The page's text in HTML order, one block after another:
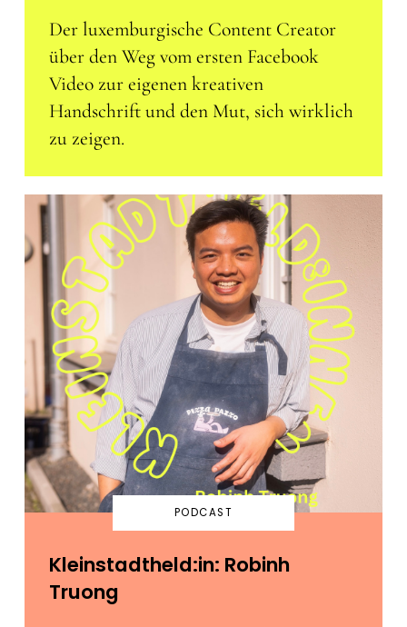
Der luxemburgische Content Creator
über den Weg vom ersten Facebook
Video zur eigenen kreativen
Handschrift und den Mut, sich wirklich
zu zeigen.
PODCAST
Kleinstadtheld:in: Robinh
Truong